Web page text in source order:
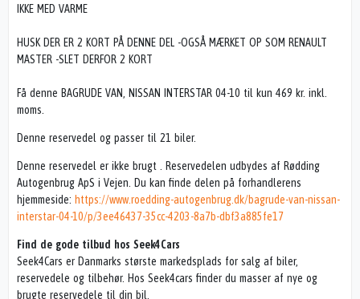
IKKE MED VARME
HUSK DER ER 2 KORT PÅ DENNE DEL -OGSÅ MÆRKET OP SOM RENAULT
MASTER -SLET DERFOR 2 KORT
Få denne BAGRUDE VAN, NISSAN INTERSTAR 04-10 til kun 469 kr. inkl.
moms.
Denne reservedel og passer til 21 biler.
Denne reservedel er ikke brugt . Reservedelen udbydes af Rødding
Autogenbrug ApS i Vejen. Du kan finde delen på forhandlerens
hjemmeside: https://www.roedding-autogenbrug.dk/bagrude-van-nissan-
interstar-04-10/p/3ee46437-35cc-4203-8a7b-dbf3a885fe17
Find de gode tilbud hos Seek4Cars
Seek4Cars er Danmarks største markedsplads for salg af biler,
reservedele og tilbehør. Hos Seek4cars finder du masser af nye og
brugte reservedele til din bil.